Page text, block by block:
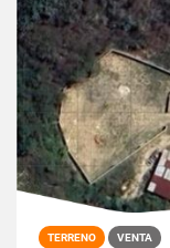
TERRENO VENTA